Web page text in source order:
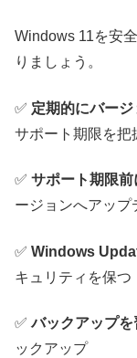
Windows 11を安
りましょう。
✅ 定期的にバー
サポート期限を把
✅ サポート期限前
ージョンへアップ
✅ Windows
キュリティを保つ
✅バックアップを
ックアップ